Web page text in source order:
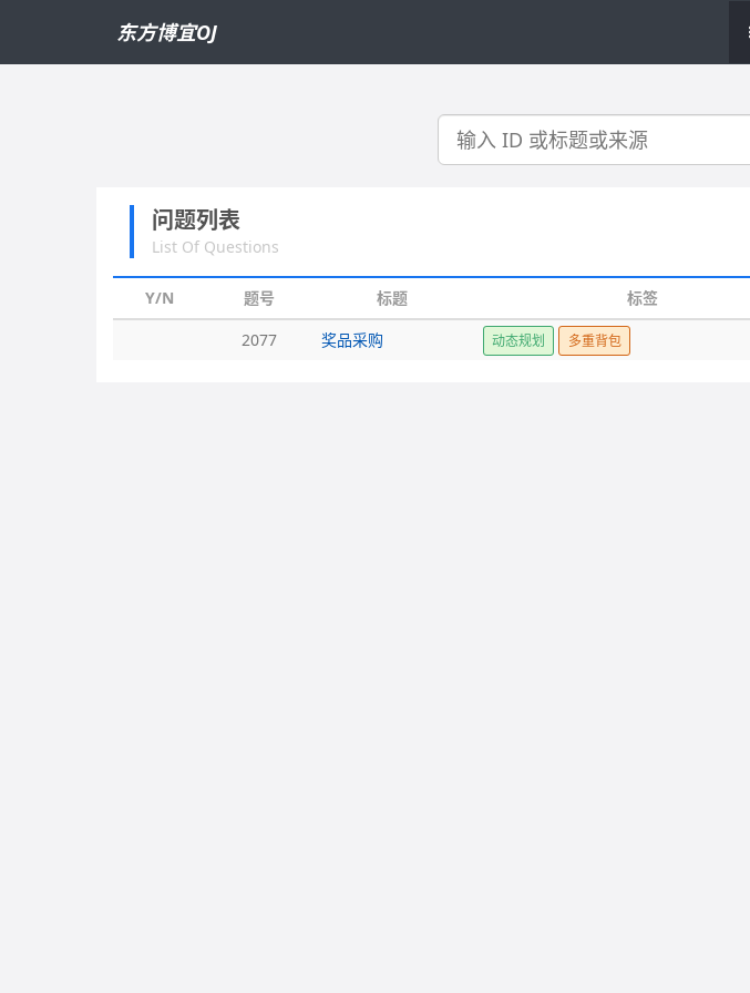
东方博宜OJ
搜
问题列表
List Of Questions
Y/N 题号 标题 标签
2077
奖品采购 动态规划 多重背包